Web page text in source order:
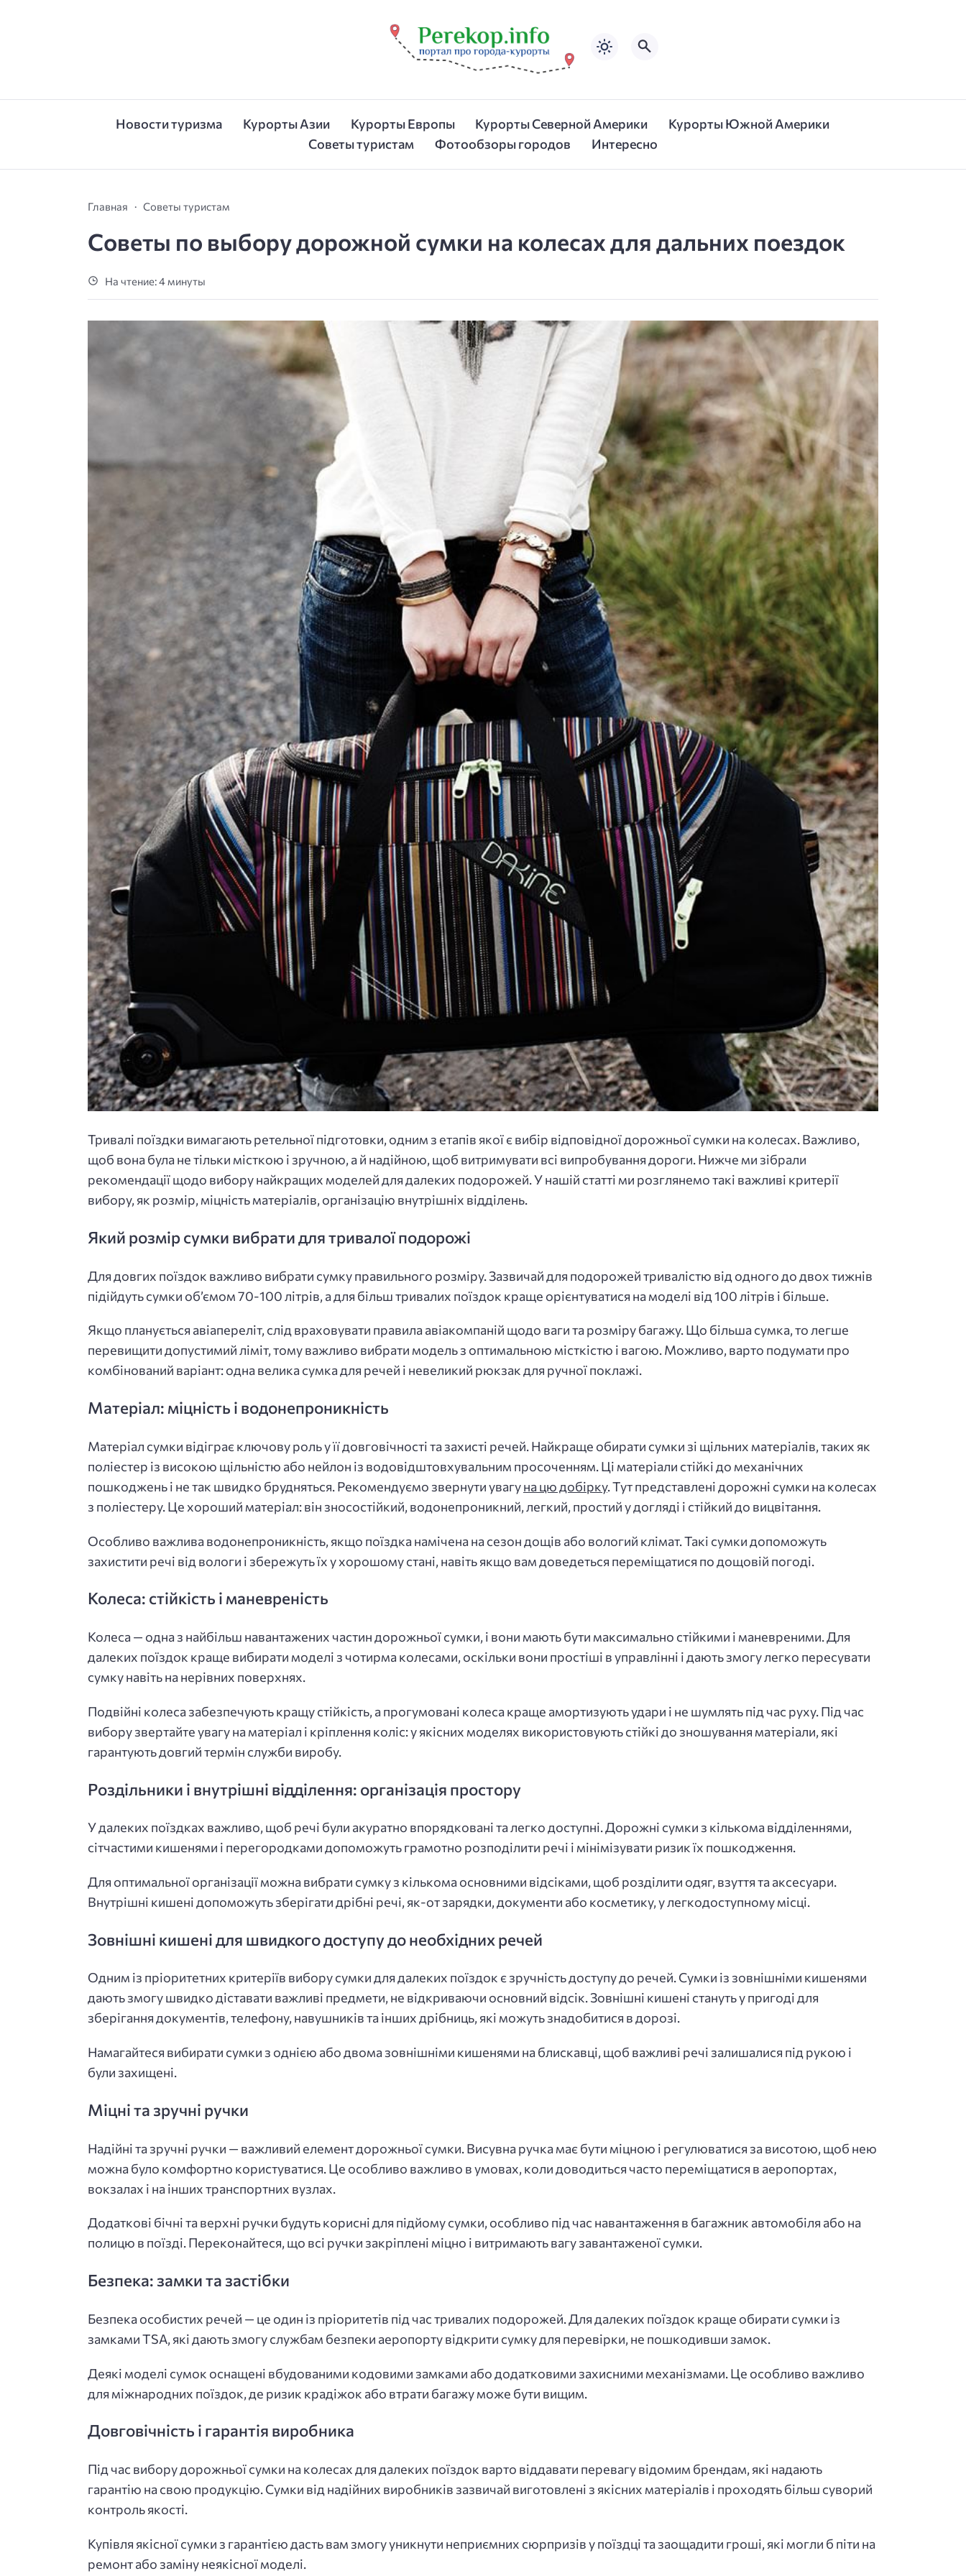
Новости туризма Курорты Азии Курорты Европы Курорты Северной Америки
Курорты Южной Америки
Советы туристам
Фотообзоры городов Интересно
Главная Советы туристам
Советы по выбору дорожной сумки на колесах для дальних поездок
На чтение: 4 минуты
Тривалі поїздки вимагають ретельної підготовки, одним з етапів якої є вибір відповідної дорожньої сумки на колесах. Важливо,
щоб вона була не тільки місткою і зручною, а й надійною, щоб витримувати всі випробування дороги. Нижче ми зібрали
рекомендації щодо вибору найкращих моделей для далеких подорожей. У нашій статті ми розглянемо такі важливі критерії
вибору, як розмір, міцність матеріалів, організацію внутрішніх відділень.
Який розмір сумки вибрати для тривалої подорожі
Для довгих поїздок важливо вибрати сумку правильного розміру. Зазвичай для подорожей тривалістю від одного до двох тижнів
підійдуть сумки об’ємом 70-100 літрів, а для більш тривалих поїздок краще орієнтуватися на моделі від 100 літрів і більше.
Якщо планується авіапереліт, слід враховувати правила авіакомпаній щодо ваги та розміру багажу. Що більша сумка, то легше
перевищити допустимий ліміт, тому важливо вибрати модель з оптимальною місткістю і вагою. Можливо, варто подумати про
комбінований варіант: одна велика сумка для речей і невеликий рюкзак для ручної поклажі.
Матеріал: міцність і водонепроникність
Матеріал сумки відіграє ключову роль у її довговічності та захисті речей. Найкраще обирати сумки зі щільних матеріалів, таких як
поліестер із високою щільністю або нейлон із водовідштовхувальним просоченням. Ці матеріали стійкі до механічних
пошкоджень і не так швидко брудняться. Рекомендуємо звернути увагуна цю добірку. Тут представлені дорожні сумки на колесах
з поліестеру. Це хороший матеріал: він зносостійкий, водонепроникний, легкий, простий у догляді і стійкий до вицвітання.
Особливо важлива водонепроникність, якщо поїздка намічена на сезон дощів або вологий клімат. Такі сумки допоможуть
захистити речі від вологи і збережуть їх у хорошому стані, навіть якщо вам доведеться переміщатися по дощовій погоді.
Колеса: стійкість і маневреність
Колеса — одна з найбільш навантажених частин дорожньої сумки, і вони мають бути максимально стійкими і маневреними. Для
далеких поїздок краще вибирати моделі з чотирма колесами, оскільки вони простіші в управлінні і дають змогу легко пересувати
сумку навіть на нерівних поверхнях.
Подвійні колеса забезпечують кращу стійкість, а прогумовані колеса краще амортизують удари і не шумлять під час руху. Під час
вибору звертайте увагу на матеріал і кріплення коліс: у якісних моделях використовують стійкі до зношування матеріали, які
гарантують довгий термін служби виробу.
Роздільники і внутрішні відділення: організація простору
У далеких поїздках важливо, щоб речі були акуратно впорядковані та легко доступні. Дорожні сумки з кількома відділеннями,
сітчастими кишенями і перегородками допоможуть грамотно розподілити речі і мінімізувати ризик їх пошкодження.
Для оптимальної організації можна вибрати сумку з кількома основними відсіками, щоб розділити одяг, взуття та аксесуари.
Внутрішні кишені допоможуть зберігати дрібні речі, як-от зарядки, документи або косметику, у легкодоступному місці.
Зовнішні кишені для швидкого доступу до необхідних речей
Одним із пріоритетних критеріїв вибору сумки для далеких поїздок є зручність доступу до речей. Сумки із зовнішніми кишенями
дають змогу швидко діставати важливі предмети, не відкриваючи основний відсік. Зовнішні кишені стануть у пригоді для
зберігання документів, телефону, навушників та інших дрібниць, які можуть знадобитися в дорозі.
Намагайтеся вибирати сумки з однією або двома зовнішніми кишенями на блискавці, щоб важливі речі залишалися під рукою і
були захищені.
Міцні та зручні ручки
Надійні та зручні ручки — важливий елемент дорожньої сумки. Висувна ручка має бути міцною і регулюватися за висотою, щоб нею
можна було комфортно користуватися. Це особливо важливо в умовах, коли доводиться часто переміщатися в аеропортах,
вокзалах і на інших транспортних вузлах.
Додаткові бічні та верхні ручки будуть корисні для підйому сумки, особливо під час навантаження в багажник автомобіля або на
полицю в поїзді. Переконайтеся, що всі ручки закріплені міцно і витримають вагу завантаженої сумки.
Безпека: замки та застібки
Безпека особистих речей — це один із пріоритетів під час тривалих подорожей. Для далеких поїздок краще обирати сумки із
замками TSA, які дають змогу службам безпеки аеропорту відкрити сумку для перевірки, не пошкодивши замок.
Деякі моделі сумок оснащені вбудованими кодовими замками або додатковими захисними механізмами. Це особливо важливо
для міжнародних поїздок, де ризик крадіжок або втрати багажу може бути вищим.
Довговічність і гарантія виробника
Під час вибору дорожньої сумки на колесах для далеких поїздок варто віддавати перевагу відомим брендам, які надають
гарантію на свою продукцію. Сумки від надійних виробників зазвичай виготовлені з якісних матеріалів і проходять більш суворий
контроль якості.
Купівля якісної сумки з гарантією дасть вам змогу уникнути неприємних сюрпризів у поїздці та заощадити гроші, які могли б піти на
ремонт або заміну неякісної моделі.